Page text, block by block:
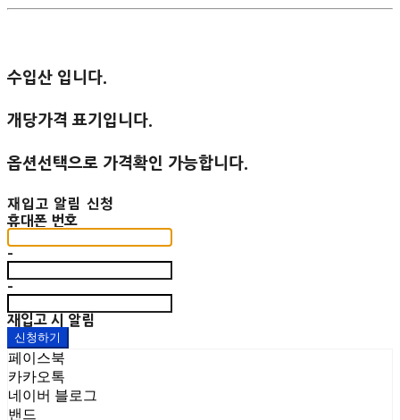
수입산 입니다.
개당가격 표기입니다.
옵션선택으로 가격확인 가능합니다.
재입고 알림 신청
휴대폰 번호
-
-
재입고 시 알림
신청하기
페이스북
카카오톡
네이버 블로그
밴드